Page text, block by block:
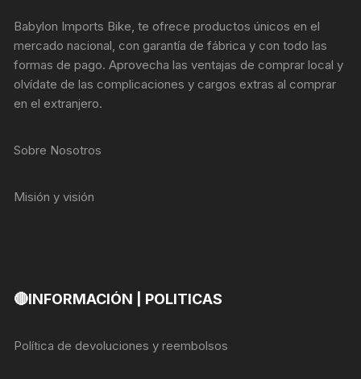
Babylon Imports Bike, te ofrece productos únicos en el
mercado nacional, con garantía de fábrica y con todo las
formas de pago. Aprovecha las ventajas de comprar local y
olvídate de las complicaciones y cargos extras al comprar
en el extranjero.
Sobre Nosotros
Misión y visión
🔴INFORMACIÓN | POLITICAS
Política de devoluciones y reembolsos